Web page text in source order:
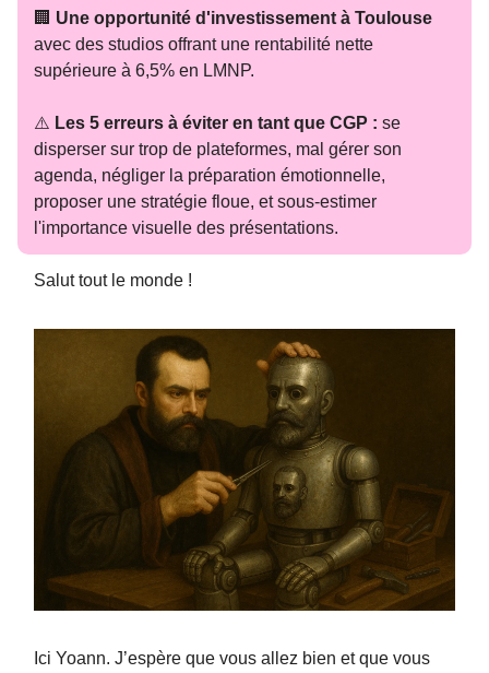
🏢 Une opportunité d'investissement à Toulouse
avec des studios offrant une rentabilité nette
supérieure à 6,5% en LMNP.
⚠️ Les 5 erreurs à éviter en tant que CGP : se
disperser sur trop de plateformes, mal gérer son
agenda, négliger la préparation émotionnelle,
proposer une stratégie floue, et sous-estimer
l'importance visuelle des présentations.
Salut tout le monde !
Ici Yoann. J’espère que vous allez bien et que vous